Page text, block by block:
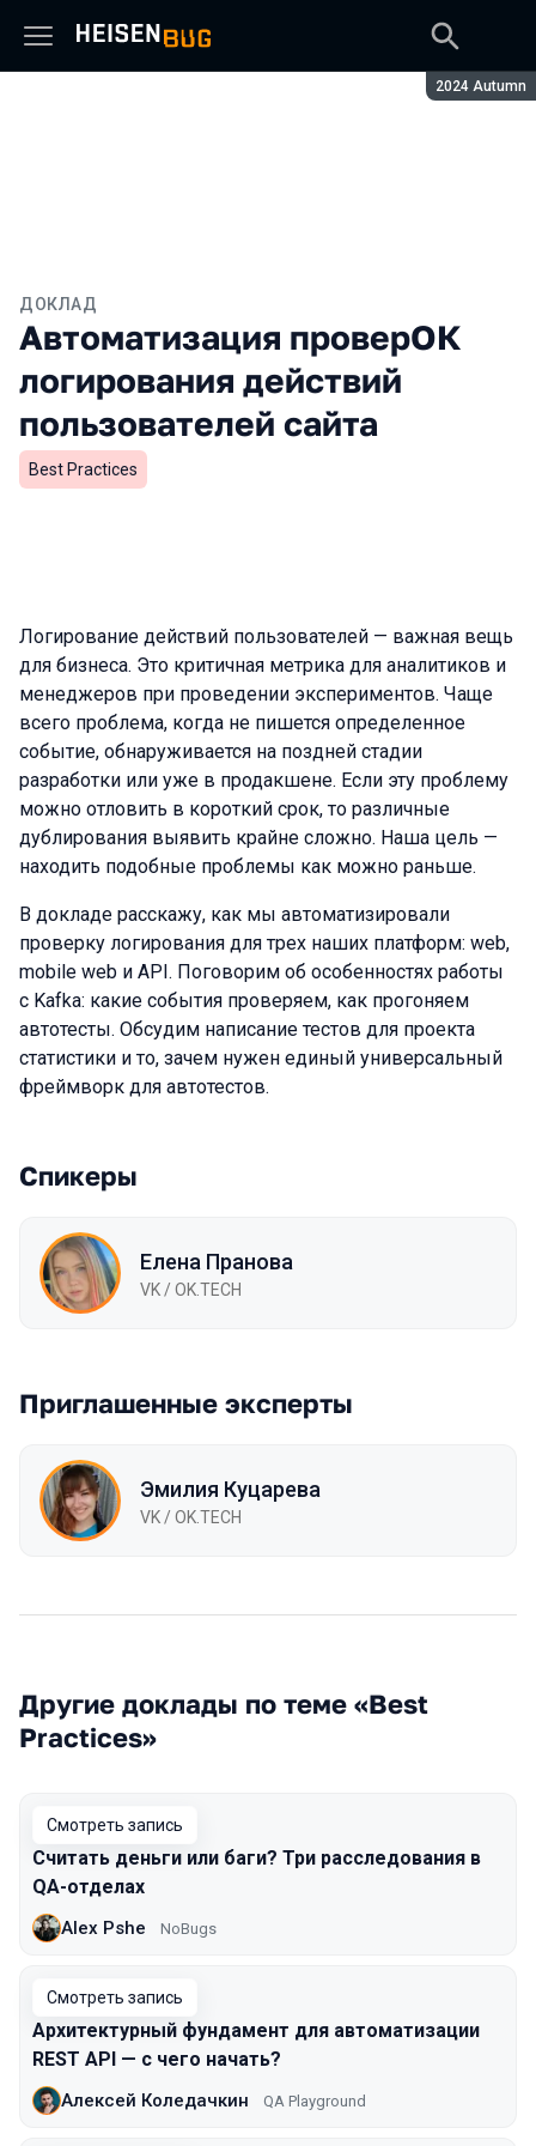
Сезон:
2024 Autumn
ДОКЛАД
Автоматизация проверОК
логирования действий
пользователей сайта
Best Practices
Логирование действий пользователей — важная вещь
для бизнеса. Это критичная метрика для аналитиков и
менеджеров при проведении экспериментов. Чаще
всего проблема, когда не пишется определенное
событие, обнаруживается на поздней стадии
разработки или уже в продакшене. Если эту проблему
можно отловить в короткий срок, то различные
дублирования выявить крайне сложно. Наша цель —
находить подобные проблемы как можно раньше.
В докладе расскажу, как мы автоматизировали
проверку логирования для трех наших платформ: web,
mobile web и API. Поговорим об особенностях работы
с Kafka: какие события проверяем, как прогоняем
автотесты. Обсудим написание тестов для проекта
статистики и то, зачем нужен единый универсальный
фреймворк для автотестов.
Спикеры
Елена Пранова
VK / OK.TECH
Приглашенные эксперты
Эмилия Куцарева
VK / ОK.TECH
Другие доклады по теме «Best
Practices»
Смотреть запись
Считать деньги или баги? Три расследования в
QA-отделах
Alex Pshe NoBugs
Смотреть запись
Архитектурный фундамент для автоматизации
REST API — с чего начать?
Алексей Коледачкин QA Playground